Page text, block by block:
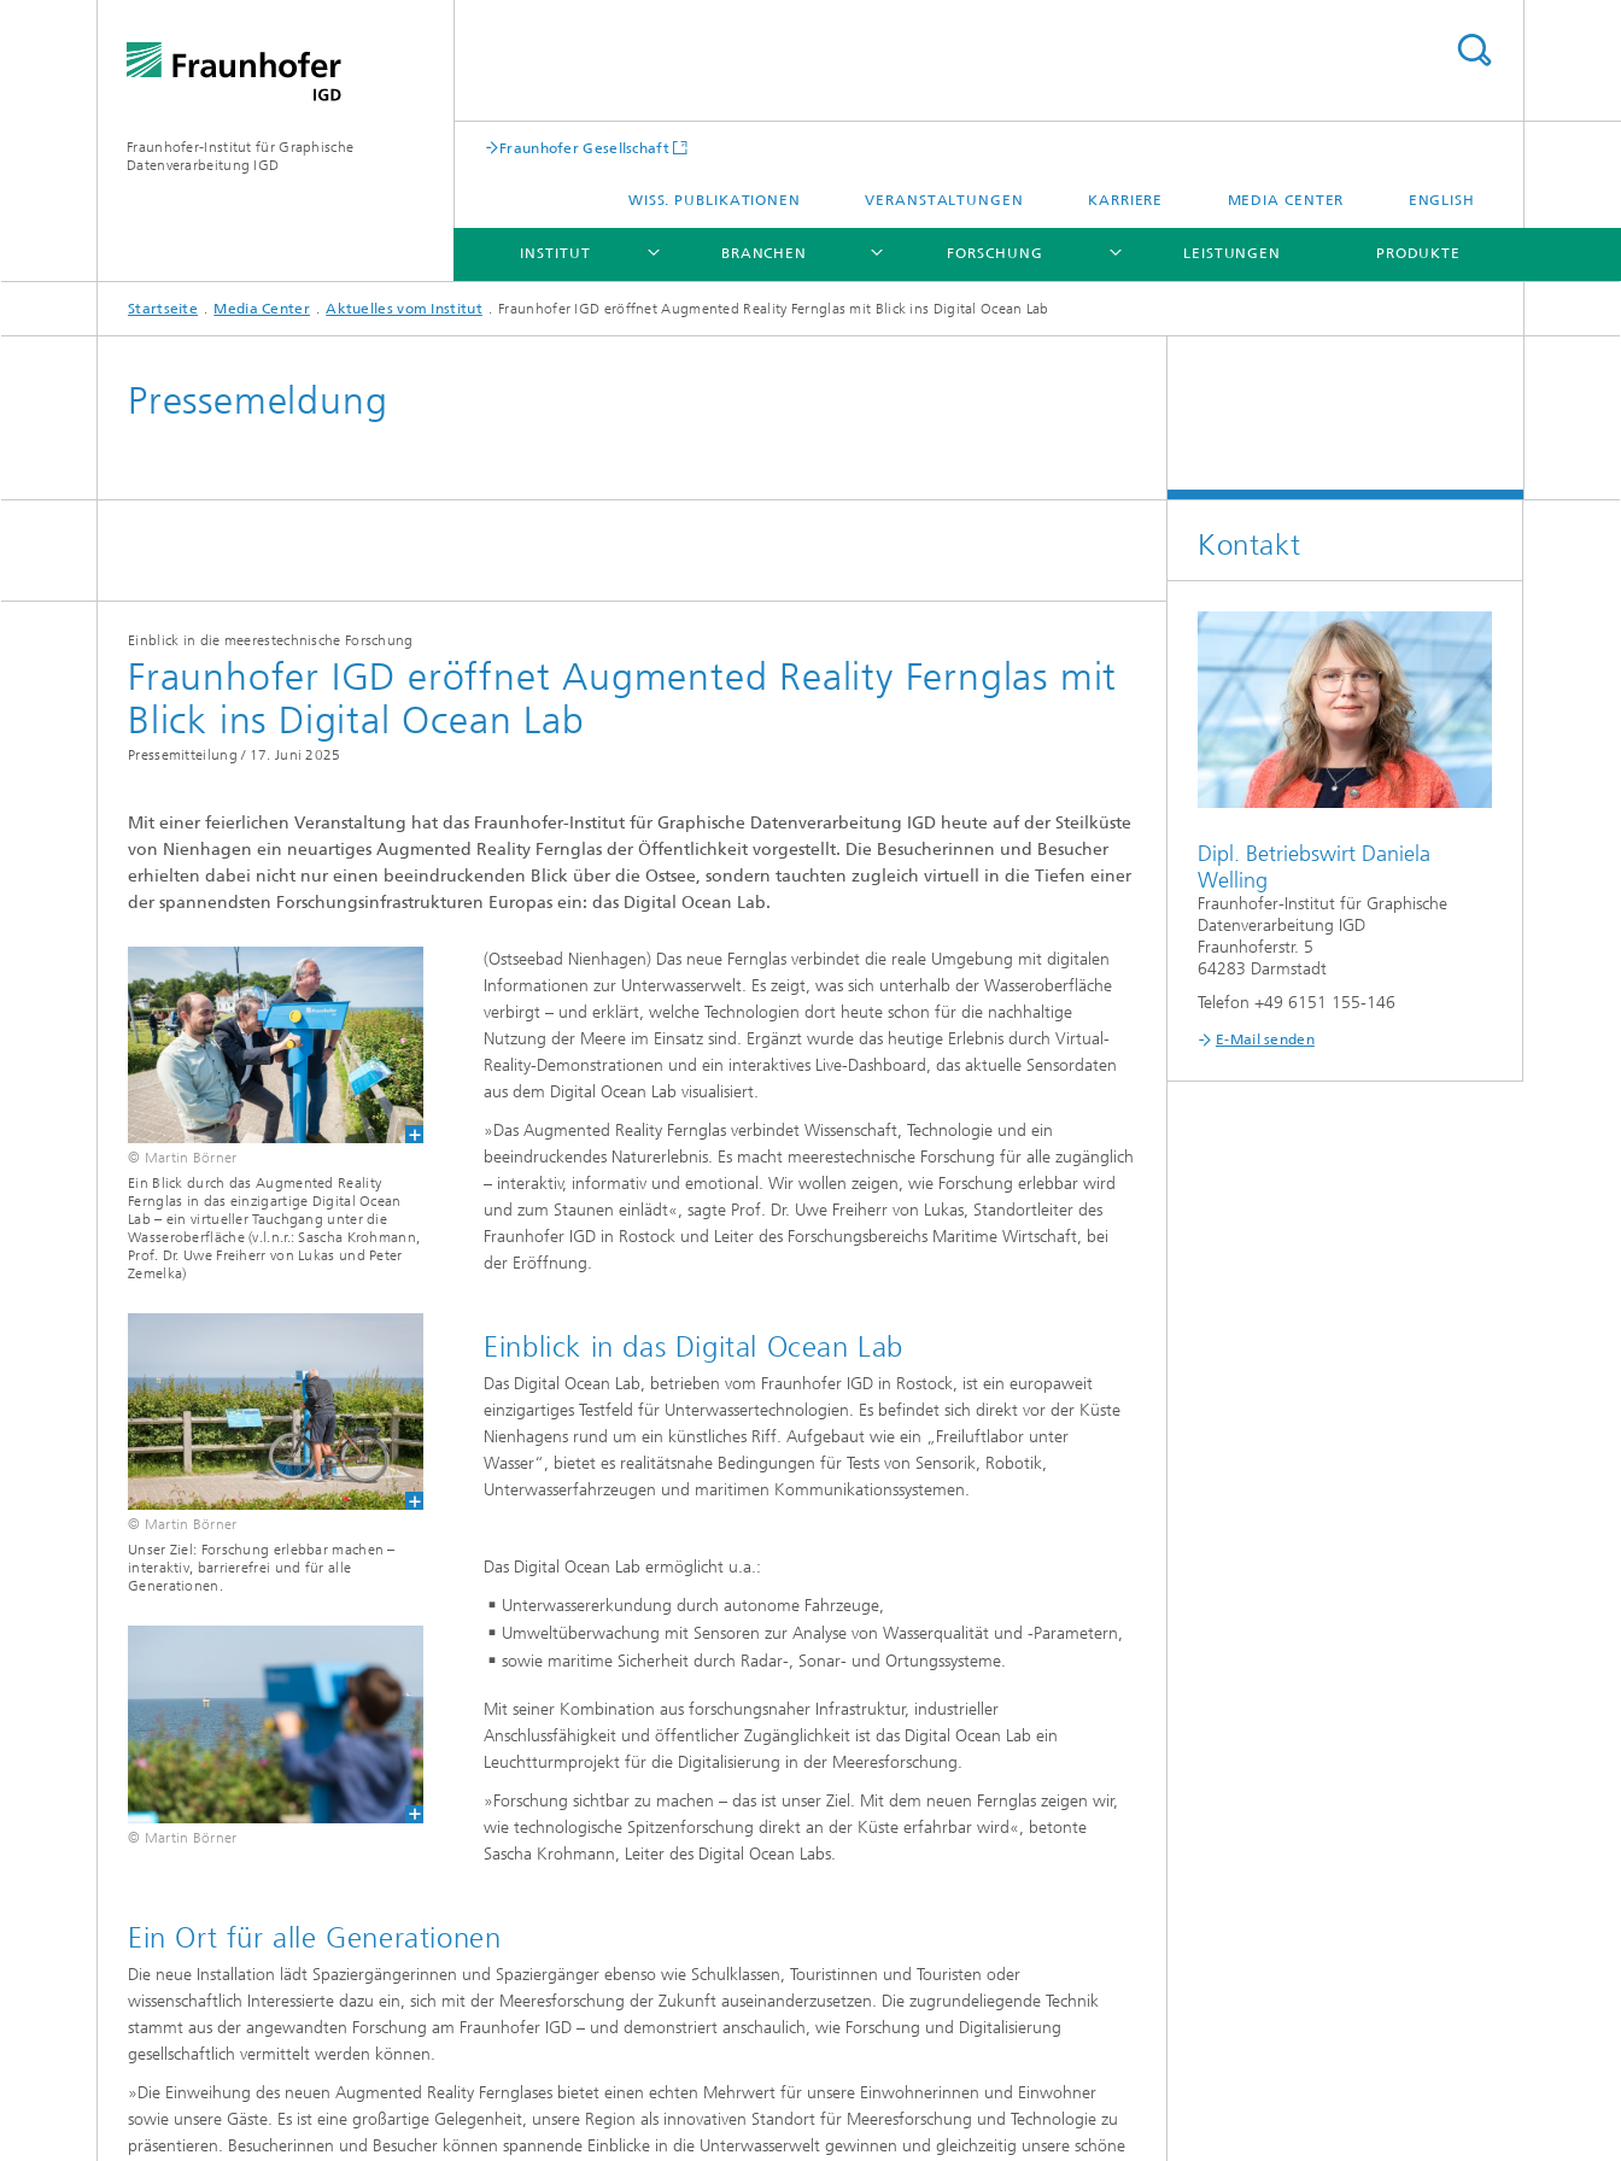
Fraunhofer-Institut für Graphische
Datenverarbeitung IGD
Fraunhofer Gesellschaft
WISS. PUBLIKATIONEN VERANSTALTUNGEN KARRIERE MEDIA CENTER ENGLISH
INSTITUT
INSTITUT
BRANCHEN
BRANCHEN
FORSCHUNG
FORSCHUNG
LEISTUNGEN PRODUKTE
Startseite Media Center Aktuelles vom Institut Fraunhofer IGD eröffnet Augmented Reality Fernglas mit Blick ins Digital Ocean Lab
Pressemeldung
Einblick in die meerestechnische Forschung
Fraunhofer IGD eröffnet Augmented Reality Fernglas mit
Blick ins Digital Ocean Lab
Pressemitteilung / 17. Juni 2025
Mit einer feierlichen Veranstaltung hat das Fraunhofer-Institut für Graphische Datenverarbeitung IGD heute auf der Steilküste
von Nienhagen ein neuartiges Augmented Reality Fernglas der Öffentlichkeit vorgestellt. Die Besucherinnen und Besucher
erhielten dabei nicht nur einen beeindruckenden Blick über die Ostsee, sondern tauchten zugleich virtuell in die Tiefen einer
der spannendsten Forschungsinfrastrukturen Europas ein: das Digital Ocean Lab.
© Martin Börner
Ein Blick durch das Augmented Reality
Fernglas in das einzigartige Digital Ocean
Lab – ein virtueller Tauchgang unter die
Wasseroberfläche (v.l.n.r.: Sascha Krohmann,
Prof. Dr. Uwe Freiherr von Lukas und Peter
Zemelka)
© Martin Börner
Unser Ziel: Forschung erlebbar machen –
interaktiv, barrierefrei und für alle
Generationen.
© Martin Börner
(Ostseebad Nienhagen) Das neue Fernglas verbindet die reale Umgebung mit digitalen
Informationen zur Unterwasserwelt. Es zeigt, was sich unterhalb der Wasseroberfläche
verbirgt – und erklärt, welche Technologien dort heute schon für die nachhaltige
Nutzung der Meere im Einsatz sind. Ergänzt wurde das heutige Erlebnis durch Virtual-
Reality-Demonstrationen und ein interaktives Live-Dashboard, das aktuelle Sensordaten
aus dem Digital Ocean Lab visualisiert.
»Das Augmented Reality Fernglas verbindet Wissenschaft, Technologie und ein
beeindruckendes Naturerlebnis. Es macht meerestechnische Forschung für alle zugänglich
– interaktiv, informativ und emotional. Wir wollen zeigen, wie Forschung erlebbar wird
und zum Staunen einlädt«, sagte Prof. Dr. Uwe Freiherr von Lukas, Standortleiter des
Fraunhofer IGD in Rostock und Leiter des Forschungsbereichs Maritime Wirtschaft, bei
der Eröffnung.
Einblick in das Digital Ocean Lab
Das Digital Ocean Lab, betrieben vom Fraunhofer IGD in Rostock, ist ein europaweit
einzigartiges Testfeld für Unterwassertechnologien. Es befindet sich direkt vor der Küste
Nienhagens rund um ein künstliches Riff. Aufgebaut wie ein „Freiluftlabor unter
Wasser“, bietet es realitätsnahe Bedingungen für Tests von Sensorik, Robotik,
Unterwasserfahrzeugen und maritimen Kommunikationssystemen.
Das Digital Ocean Lab ermöglicht u.a.:
Unterwassererkundung durch autonome Fahrzeuge,
Umweltüberwachung mit Sensoren zur Analyse von Wasserqualität und -Parametern,
sowie maritime Sicherheit durch Radar-, Sonar- und Ortungssysteme.
Mit seiner Kombination aus forschungsnaher Infrastruktur, industrieller
Anschlussfähigkeit und öffentlicher Zugänglichkeit ist das Digital Ocean Lab ein
Leuchtturmprojekt für die Digitalisierung in der Meeresforschung.
»Forschung sichtbar zu machen – das ist unser Ziel. Mit dem neuen Fernglas zeigen wir,
wie technologische Spitzenforschung direkt an der Küste erfahrbar wird«, betonte
Sascha Krohmann, Leiter des Digital Ocean Labs.
Ein Ort für alle Generationen
Die neue Installation lädt Spaziergängerinnen und Spaziergänger ebenso wie Schulklassen, Touristinnen und Touristen oder
wissenschaftlich Interessierte dazu ein, sich mit der Meeresforschung der Zukunft auseinanderzusetzen. Die zugrundeliegende Technik
stammt aus der angewandten Forschung am Fraunhofer IGD – und demonstriert anschaulich, wie Forschung und Digitalisierung
gesellschaftlich vermittelt werden können.
»Die Einweihung des neuen Augmented Reality Fernglases bietet einen echten Mehrwert für unsere Einwohnerinnen und Einwohner
sowie unsere Gäste. Es ist eine großartige Gelegenheit, unsere Region als innovativen Standort für Meeresforschung und Technologie zu
präsentieren. Besucherinnen und Besucher können spannende Einblicke in die Unterwasserwelt gewinnen und gleichzeitig unsere schöne
Kontakt
Dipl. Betriebswirt Daniela
Welling
Fraunhofer-Institut für Graphische
Datenverarbeitung IGD
Fraunhoferstr. 5
64283 Darmstadt
Telefon +49 6151 155-146
E-Mail senden